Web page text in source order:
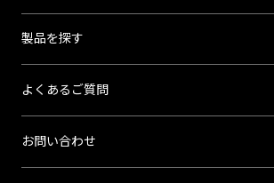
イ
製品を探す
よくあるご質問
お問い合わせ